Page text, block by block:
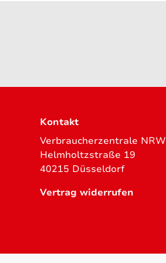
Kontakt
Verbraucherzentrale NRW
Helmholtzstraße 19
40215 Düsseldorf
Vertrag widerrufen